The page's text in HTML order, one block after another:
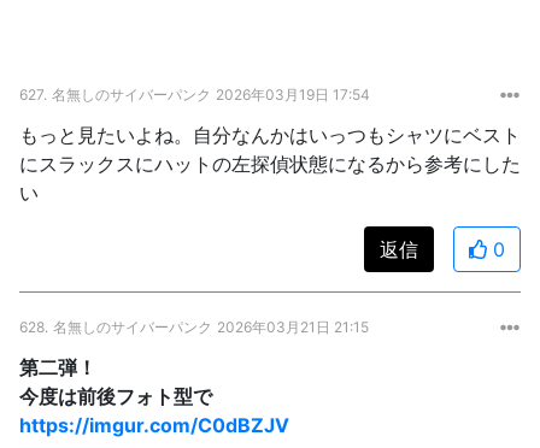
627. 名無しのサイバーパンク 2026年03月19日 17:54
もっと見たいよね。自分なんかはいっつもシャツにベスト
にスラックスにハットの左探偵状態になるから参考にした
い
返信 0
628. 名無しのサイバーパンク 2026年03月21日 21:15
第二弾！
今度は前後フォト型で
https://imgur.com/C0dBZJV